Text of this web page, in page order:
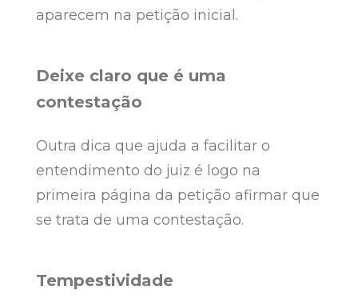
aparecem na petição inicial.
Deixe claro que é uma
contestação
Outra dica que ajuda a facilitar o
entendimento do juiz é logo na
primeira página da petição afirmar que
se trata de uma contestação.
Tempestividade